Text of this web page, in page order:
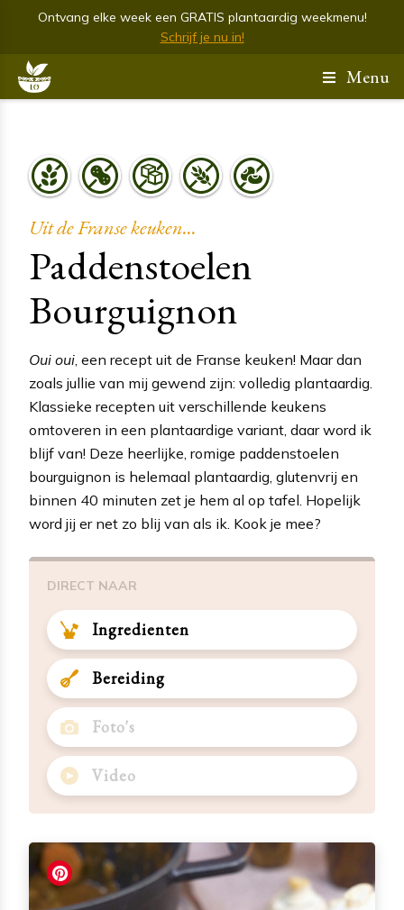
Ontvang elke week een GRATIS plantaardig weekmenu!
Schrijf je nu in!
Menu
Uit de Franse keuken...
Paddenstoelen
Bourguignon
Oui oui , een recept uit de Franse keuken! Maar dan
zoals jullie van mij gewend zijn: volledig plantaardig.
Klassieke recepten uit verschillende keukens
omtoveren in een plantaardige variant, daar word ik
blijf van! Deze heerlijke, romige paddenstoelen
bourguignon is helemaal plantaardig, glutenvrij en
binnen 40 minuten zet je hem al op tafel. Hopelijk
word jij er net zo blij van als ik. Kook je mee?
DIRECT NAAR
Ingredienten
Bereiding
Foto's
Video